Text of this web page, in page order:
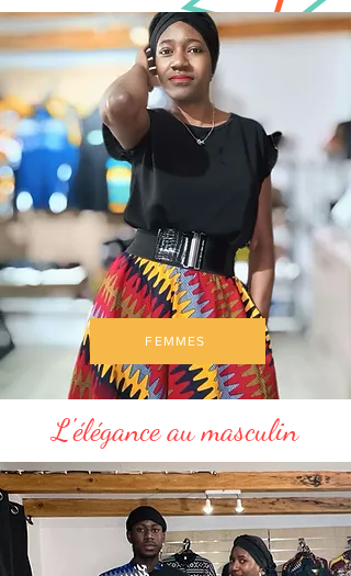
FEMMES
L'élégance au masculin